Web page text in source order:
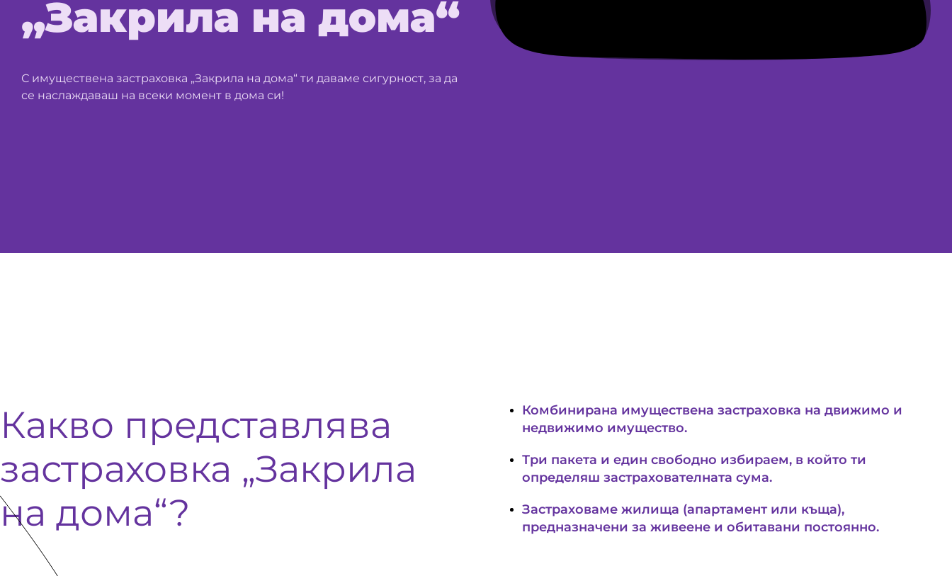
„Закрила на дома“
С имуществена застраховка „Закрила на дома“ ти даваме сигурност, за да
се наслаждаваш на всеки момент в дома си!
Какво представлява
застраховка „Закрила
на дома“?
Комбинирана имуществена застраховка на движимо и
недвижимо имущество.
Три пакета и един свободно избираем, в който ти
определяш застрахователната сума.
Застраховаме жилища (апартамент или къща),
предназначени за живеене и обитавани постоянно.